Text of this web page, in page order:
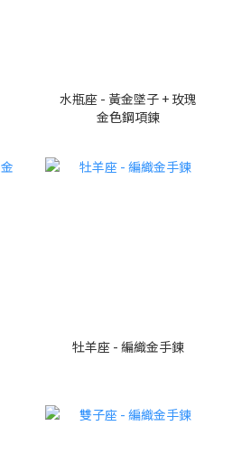
水瓶座 - 黃金墜子 + 玫瑰
金色鋼項鍊
牡羊座 - 編織金手鍊